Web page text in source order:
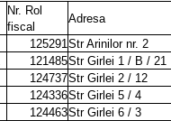
Nr. Rol
fiscal
Adresa
125291 Str Arinilor nr. 2
121485Str Girlei 1 / B / 21
124737Str Girlei 2 / 12
124336Str Girlei 5 / 4
124463Str Girlei 6 / 3